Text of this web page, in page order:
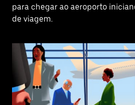
para chegar ao aeroporto
de viagem.